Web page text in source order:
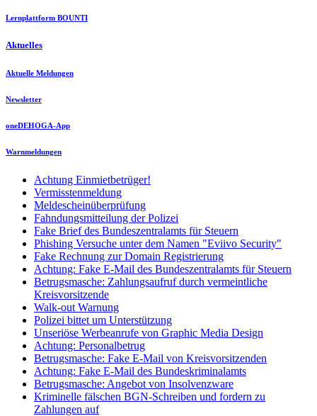
Lernplattform BOUNTI
Aktuelles
Aktuelle Meldungen
Newsletter
oneDEHOGA-App
Warnmeldungen
Achtung Einmietbetrüger!
Vermisstenmeldung
Meldescheinüberprüfung
Fahndungsmitteilung der Polizei
Fake Brief des Bundeszentralamts für Steuern
Phishing Versuche unter dem Namen "Eviivo Security"
Fake Rechnung zur Domain Registrierung
Achtung: Fake E-Mail des Bundeszentralamts für Steuern
Betrugsmasche: Zahlungsaufruf durch vermeintliche
Kreisvorsitzende
Walk-out Warnung
Polizei bittet um Unterstützung
Unseriöse Werbeanrufe von Graphic Media Design
Achtung: Personalbetrug
Betrugsmasche: Fake E-Mail von Kreisvorsitzenden
Achtung: Fake E-Mail des Bundeskriminalamts
Betrugsmasche: Angebot von Insolvenzware
Kriminelle fälschen BGN-Schreiben und fordern zu
Zahlungen auf